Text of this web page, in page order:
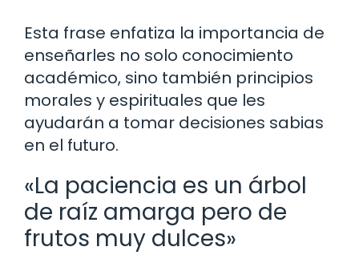
Esta frase enfatiza la importancia de
enseñarles no solo conocimiento
académico, sino también principios
morales y espirituales que les
ayudarán a tomar decisiones sabias
en el futuro.
«La paciencia es un árbol
de raíz amarga pero de
frutos muy dulces»